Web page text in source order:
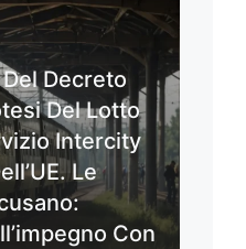
Decreto
Del Lotto
Intercity
Le
Con